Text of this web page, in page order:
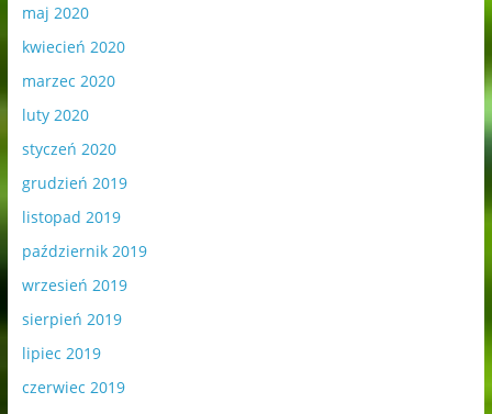
maj 2020
kwiecień 2020
marzec 2020
luty 2020
styczeń 2020
grudzień 2019
listopad 2019
październik 2019
wrzesień 2019
sierpień 2019
lipiec 2019
czerwiec 2019